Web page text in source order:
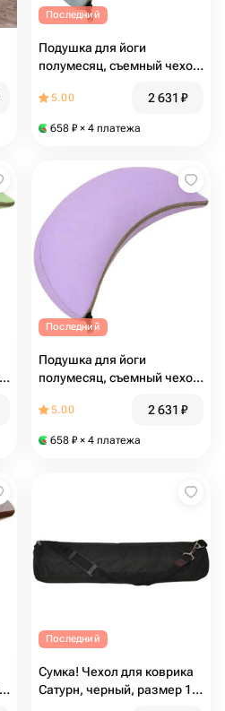
Последний
Подушка для йоги
полумесяц, съемный чехол
5.00 2 631 ₽
658 ₽ × 4 платежа
Последний
Подушка для йоги
полумесяц, съемный чехол
лавандовый
5.00 2 631 ₽
658 ₽ × 4 платежа
Последний
Сумка! Чехол для коврика
Сатурн, черный, размер 19